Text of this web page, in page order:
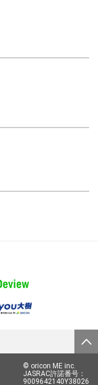
© oricon ME inc.
JASRAC許諾番号：
9009642140Y38026